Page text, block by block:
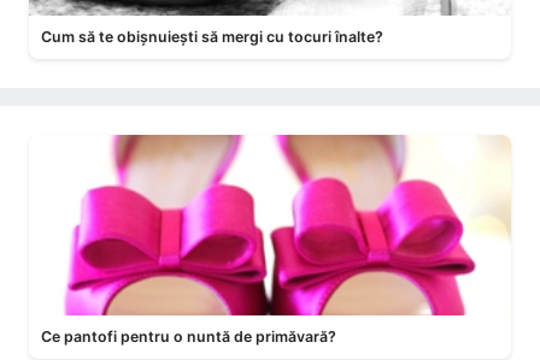
Cum să te obișnuiești să mergi cu tocuri înalte?
Ce pantofi pentru o nuntă de primăvară?